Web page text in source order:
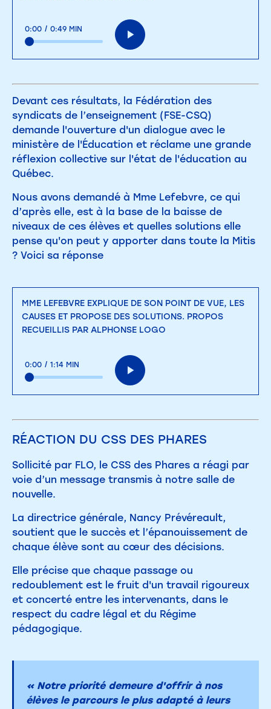
0:00 / 0:49 MIN
Devant ces résultats, la Fédération des
syndicats de l’enseignement (FSE-CSQ)
demande l'ouverture d'un dialogue avec le
ministère de l'Éducation et réclame une grande
réflexion collective sur l'état de l'éducation au
Québec.
Nous avons demandé à Mme Lefebvre, ce qui
d’après elle, est à la base de la baisse de
niveaux de ces élèves et quelles solutions elle
pense qu'on peut y apporter dans toute la Mitis
? Voici sa réponse
MME LEFEBVRE EXPLIQUE DE SON POINT DE VUE, LES
CAUSES ET PROPOSE DES SOLUTIONS. PROPOS
RECUEILLIS PAR ALPHONSE LOGO
0:00 / 1:14 MIN
RÉACTION DU CSS DES PHARES
Sollicité par FLO, le CSS des Phares a réagi par
voie d’un message transmis à notre salle de
nouvelle.
La directrice générale, Nancy Prévéreault,
soutient que le succès et l’épanouissement de
chaque élève sont au cœur des décisions.
Elle précise que chaque passage ou
redoublement est le fruit d'un travail rigoureux
et concerté entre les intervenants, dans le
respect du cadre légal et du Régime
pédagogique.
« Notre priorité demeure d'offrir à nos
élèves le parcours le plus adapté à leurs